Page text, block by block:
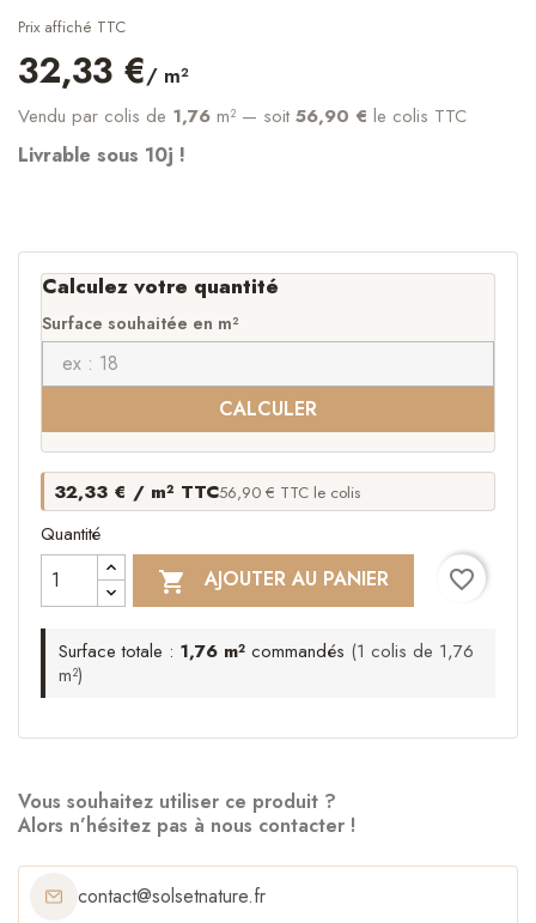
Prix affiché TTC
32,33 €/ m²
Vendu par colis de 1,76 m² — soit 56,90 € le colis TTC
Livrable sous 10j !
Calculez votre quantité
Surface souhaitée en m²
CALCULER
32,33 € / m² TTC56,90 € TTC le colis
Quantité
 AJOUTER AU PANIER favorite_border
Surface totale : 1,76 m²commandés (1 colis de 1,76
m²)
Vous souhaitez utiliser ce produit ?
Alors n’hésitez pas à nous contacter !
contact@solsetnature.fr